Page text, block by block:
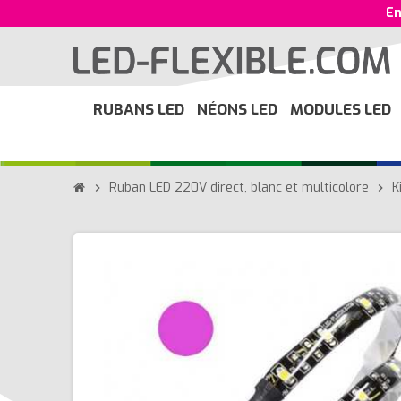
RUBANS LED NÉONS LED MODULES LED
chevron_right Ruban LED 220V direct, blanc et multicolore chevron_right